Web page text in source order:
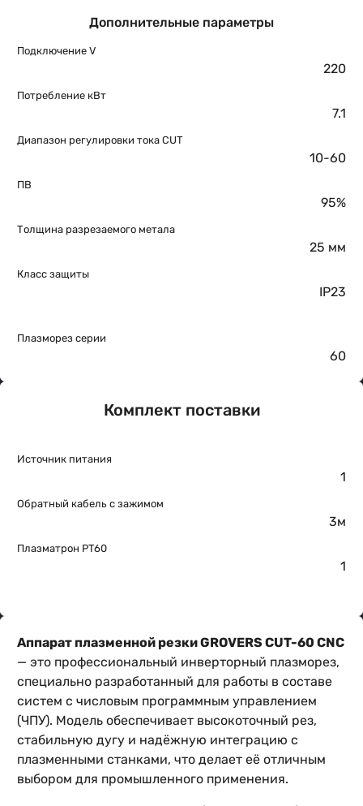
Дополнительные параметры
Подключение V
220
Потребление кВт
7.1
Диапазон регулировки тока CUT
10-60
ПВ
95%
Толщина разрезаемого метала
25 мм
Класс защиты
IP23
Плазморез серии
60
Комплект поставки
Источник питания
1
Обратный кабель с зажимом
3м
Плазматрон PT60
1
Аппарат плазменной резки GROVERS CUT-60 CNC
— это профессиональный инверторный плазморез,
специально разработанный для работы в составе
систем с числовым программным управлением
(ЧПУ). Модель обеспечивает высокоточный рез,
стабильную дугу и надёжную интеграцию с
плазменными станками, что делает её отличным
выбором для промышленного применения.